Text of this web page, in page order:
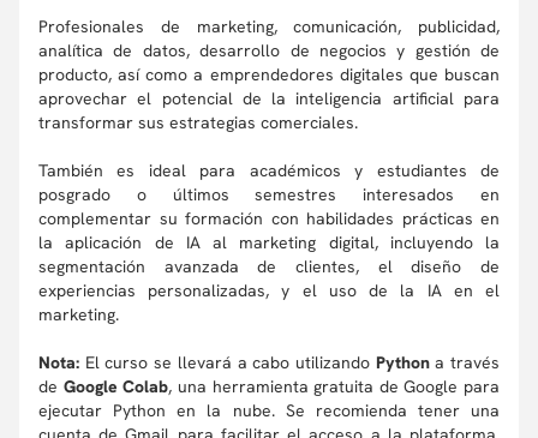
Profesionales de marketing, comunicación, publicidad,
analítica de datos, desarrollo de negocios y gestión de
producto, así como a emprendedores digitales que buscan
aprovechar el potencial de la inteligencia artificial para
transformar sus estrategias comerciales.
También es ideal para académicos y estudiantes de
posgrado o últimos semestres interesados en
complementar su formación con habilidades prácticas en
la aplicación de IA al marketing digital, incluyendo la
segmentación avanzada de clientes, el diseño de
experiencias personalizadas, y el uso de la IA en el
marketing.
Nota: El curso se llevará a cabo utilizandoPythona través
de Google Colab, una herramienta gratuita de Google para
ejecutar Python en la nube. Se recomienda tener una